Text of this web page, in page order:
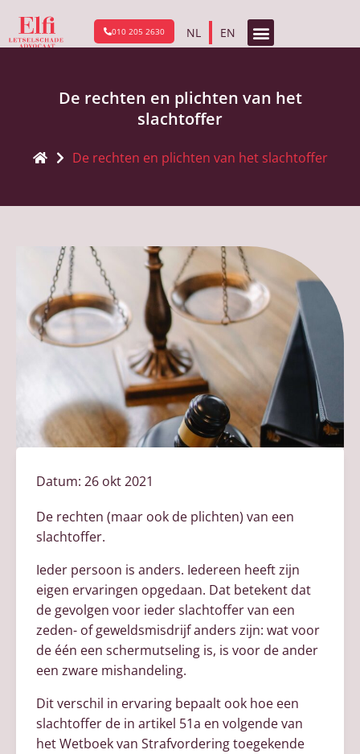
NL EN
010 205 2630
De rechten en plichten van het
slachtoffer
De rechten en plichten van het slachtoffer
Datum: 26 okt 2021
De rechten (maar ook de plichten) van een
slachtoffer.
Ieder persoon is anders. Iedereen heeft zijn
eigen ervaringen opgedaan. Dat betekent dat
de gevolgen voor ieder slachtoffer van een
zeden- of geweldsmisdrijf anders zijn: wat voor
de één een schermutseling is, is voor de ander
een zware mishandeling.
Dit verschil in ervaring bepaalt ook hoe een
slachtoffer de in artikel 51a en volgende van
het Wetboek van Strafvordering toegekende